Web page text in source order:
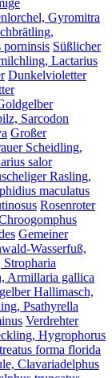
Gyromitra
porninsis Süßlicher
Lactarius
Dunkelvioletter
Sarcodon
Großer
Scheidling,
salor
Rasling,
maculatus
Rosenroter
Gemeiner
Wasserfuß,
Stropharia
Armillaria gallica
Hallimasch,
Psathyrella
Verdrehter
Hygrophorus
forma florida
Clavariadelphus